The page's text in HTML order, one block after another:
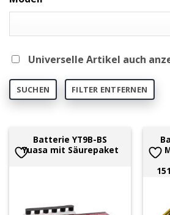
Universelle Artikel auch
SUCHEN FILTER ENTFERNEN
Batterie YT9B-BS
Yuasa mit Säurepaket